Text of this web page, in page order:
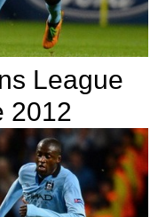
League
2012